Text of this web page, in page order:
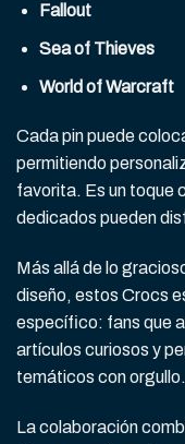
Fallout
Sea of Thieves
World of Warcraft
Cada pin puede
permitiendo
favorita. Es un toque
dedicados pueden
Más allá de lo
diseño, estos Crocs
específico: fans que
artículos curiosos y
temáticos con orgullo.
La colaboración